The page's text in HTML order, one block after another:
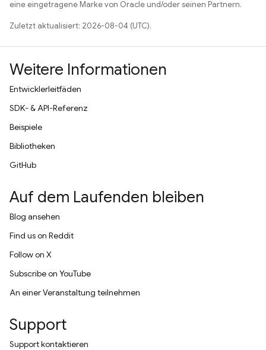
eine eingetragene Marke von Oracle und/oder seinen Partnern.
Zuletzt aktualisiert: 2026-08-04 (UTC).
Weitere Informationen
Entwicklerleitfäden
SDK- & API-Referenz
Beispiele
Bibliotheken
GitHub
Auf dem Laufenden bleiben
Blog ansehen
Find us on Reddit
Follow on X
Subscribe on YouTube
An einer Veranstaltung teilnehmen
Support
Support kontaktieren